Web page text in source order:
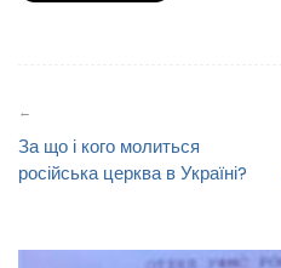
За що і кого молиться
російська церква в Україні?